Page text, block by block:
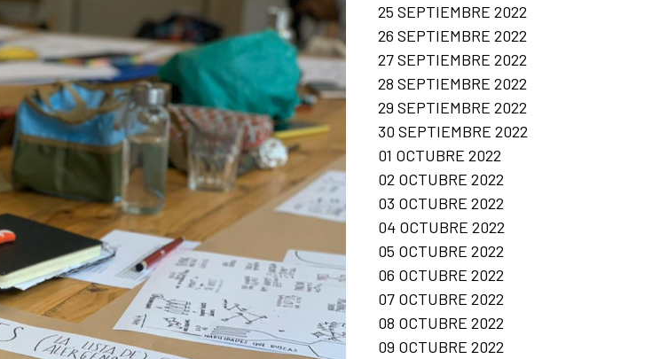
25 SEPTIEMBRE 2022
26 SEPTIEMBRE 2022
27 SEPTIEMBRE 2022
28 SEPTIEMBRE 2022
29 SEPTIEMBRE 2022
30 SEPTIEMBRE 2022
01 OCTUBRE 2022
02 OCTUBRE 2022
03 OCTUBRE 2022
04 OCTUBRE 2022
05 OCTUBRE 2022
06 OCTUBRE 2022
07 OCTUBRE 2022
08 OCTUBRE 2022
09 OCTUBRE 2022